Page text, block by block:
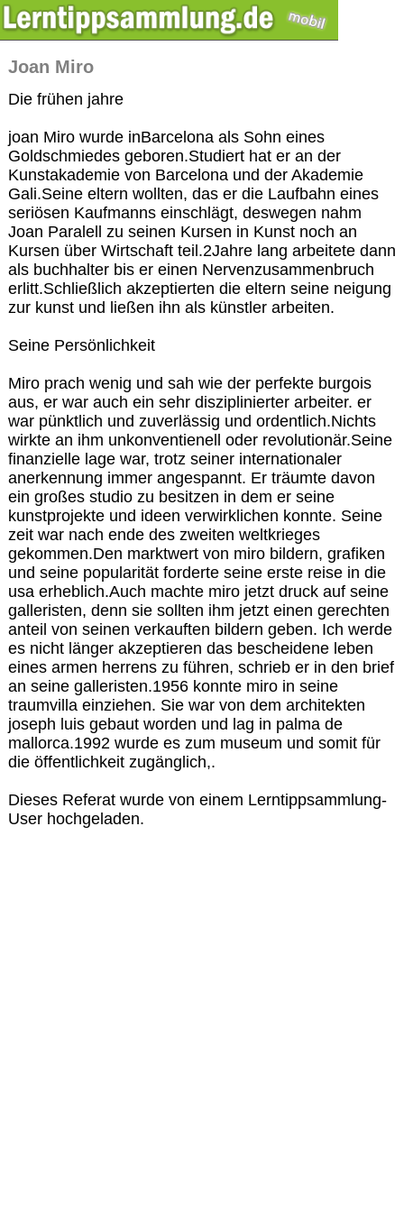
Joan Miro
Die frühen jahre
joan Miro wurde inBarcelona als Sohn eines
Goldschmiedes geboren.Studiert hat er an der
Kunstakademie von Barcelona und der Akademie
Gali.Seine eltern wollten, das er die Laufbahn eines
seriösen Kaufmanns einschlägt, deswegen nahm
Joan Paralell zu seinen Kursen in Kunst noch an
Kursen über Wirtschaft teil.2Jahre lang arbeitete dann
als buchhalter bis er einen Nervenzusammenbruch
erlitt.Schließlich akzeptierten die eltern seine neigung
zur kunst und ließen ihn als künstler arbeiten.
Seine Persönlichkeit
Miro prach wenig und sah wie der perfekte burgois
aus, er war auch ein sehr disziplinierter arbeiter. er
war pünktlich und zuverlässig und ordentlich.Nichts
wirkte an ihm unkonventienell oder revolutionär.Seine
finanzielle lage war, trotz seiner internationaler
anerkennung immer angespannt. Er träumte davon
ein großes studio zu besitzen in dem er seine
kunstprojekte und ideen verwirklichen konnte. Seine
zeit war nach ende des zweiten weltkrieges
gekommen.Den marktwert von miro bildern, grafiken
und seine popularität forderte seine erste reise in die
usa erheblich.Auch machte miro jetzt druck auf seine
galleristen, denn sie sollten ihm jetzt einen gerechten
anteil von seinen verkauften bildern geben. Ich werde
es nicht länger akzeptieren das bescheidene leben
eines armen herrens zu führen, schrieb er in den brief
an seine galleristen.1956 konnte miro in seine
traumvilla einziehen. Sie war von dem architekten
joseph luis gebaut worden und lag in palma de
mallorca.1992 wurde es zum museum und somit für
die öffentlichkeit zugänglich,.
Dieses Referat wurde von einem Lerntippsammlung-
User hochgeladen.